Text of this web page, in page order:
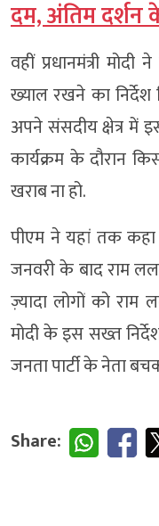
दम, अंतिम दर्शन
वहीं प्रधानमंत्री
ख्याल रखने का
अपने संसदीय क्षेत्र में
कार्यक्रम के दौरान
खराब ना हो.
पीएम ने यहां तक
जनवरी के बाद राम
ज़्यादा लोगों को राम
मोदी के इस सख्त
जनता पार्टी के नेता
Share: